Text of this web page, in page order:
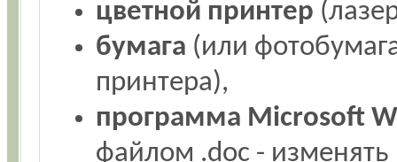
цветной принтер
бумага (или
принтера),
программа Microsoft
файлом .doc -